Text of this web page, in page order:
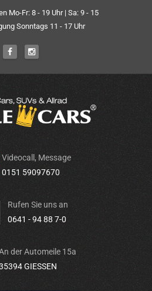
Mo-Fr: 8 - 19 Uhr | Sa: 9 - 15
Sonntags 11 - 17 Uhr
Videocall, Message
0151 59097670
Rufen Sie uns an
0641 - 94 88 7-0
der Automeile 15a
GIESSEN